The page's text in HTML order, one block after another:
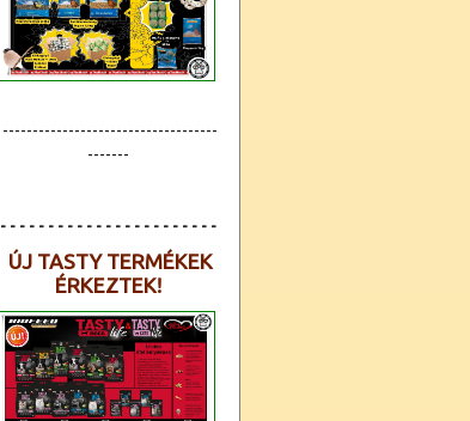
------------------------------------
-------
- - - - - - - - - - - - - - - - - - - - - - -
ÚJ TASTY TERMÉKEK
ÉRKEZTEK!